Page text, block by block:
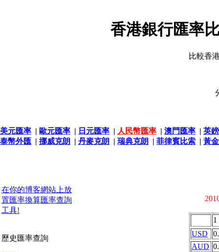
香港銀行匯率
比較香
美元匯率 | 歐元匯率 | 日元匯率 | 人民幣匯率 | 澳門匯率 | 英
泰幣外匯 | 挪威克朗 | 丹麥克朗 | 瑞典克朗 | 菲律賓比索 | 黃
在你的博客網站上放
置匯率換算匯率查詢
工具!
歷史匯率查詢
1
USD
AUD